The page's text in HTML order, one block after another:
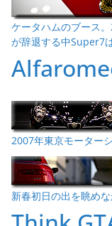
ケータハムのブース
が辞退する中Super7
2007年東京モーター
新春初日の出を眺め